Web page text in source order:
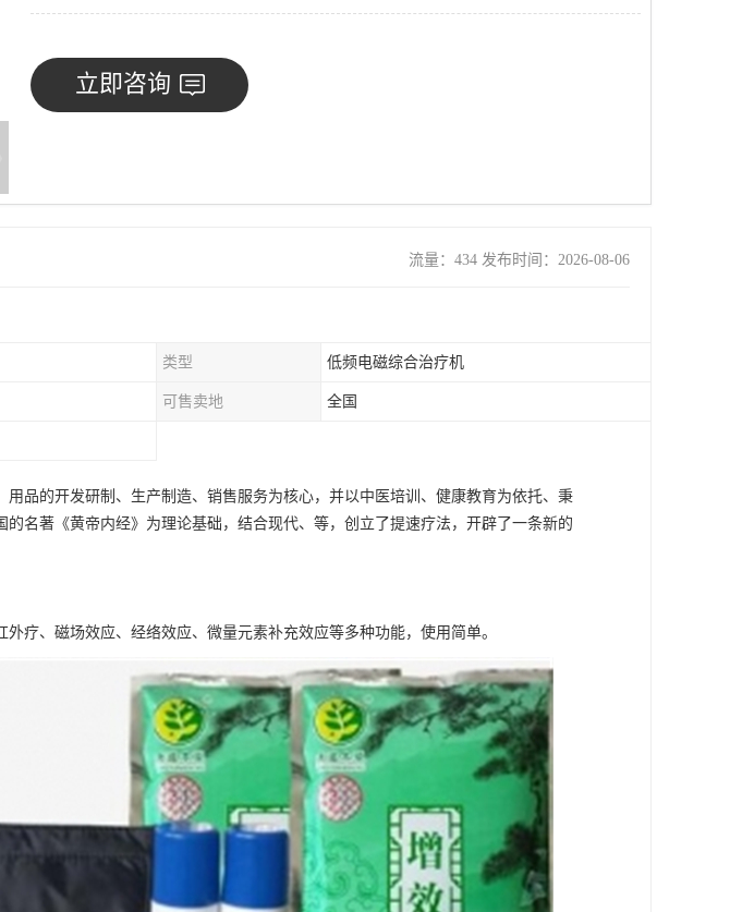
立即咨询
流量：434 发布时间：2026-08-06
类型 低频电磁综合治疗机
可售卖地 全国
品的开发研制、生产制造、销售服务为核心，并以中医培训、健康教育为依托、秉
名著《黄帝内经》为理论基础，结合现代、等，创立了提速疗法，开辟了一条新的
疗、磁场效应、经络效应、微量元素补充效应等多种功能，使用简单。